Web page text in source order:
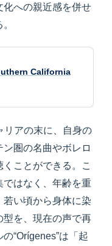
化への親近感を併せ
California
リアの末に、自身の
圏の名曲やボレロ
ことができる。こ
ではなく、年齢を重
い頃から身体に染
型を、現在の声で再
“Orígenes”は「起